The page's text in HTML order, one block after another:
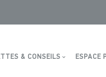
& CONSEILS ESPACE